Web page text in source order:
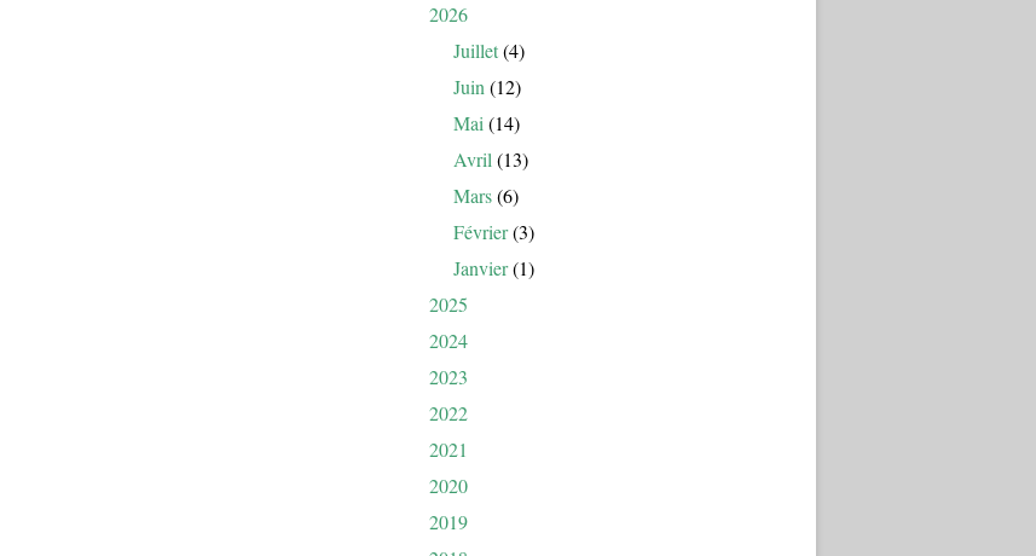
2026
Juillet(4)
Juin (12)
Mai (14)
Avril (13)
Mars(6)
Février(3)
Janvier(1)
2025
2024
2023
2022
2021
2020
2019